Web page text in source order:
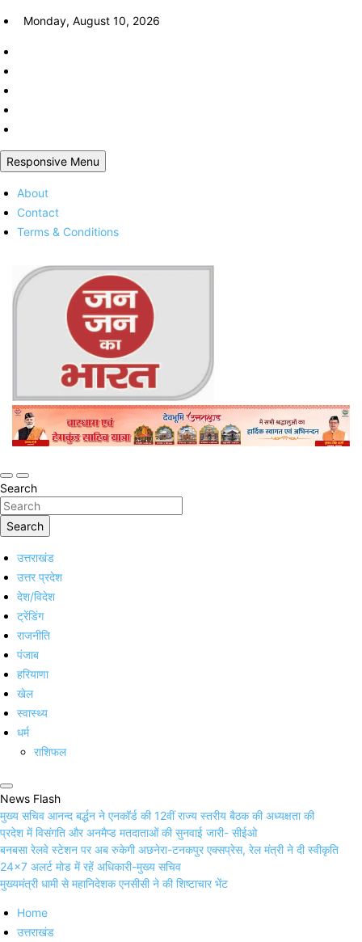
Skip
content
Monday, August 10, 2026
Responsive Menu
About
Contact
Terms & Conditions
Jan Jan Ka Bharat
Online Trending Hindi News Website
Search
Search
उत्तराखंड
उत्तर प्रदेश
देश/विदेश
ट्रेंडिंग
राजनीति
पंजाब
हरियाणा
खेल
स्वास्थ्य
धर्म
राशिफल
News Flash
मुख्य सचिव आनन्द बर्द्धन ने एनकॉर्ड की 12वीं राज्य स्तरीय बैठक की अध्यक्षता की
प्रदेश में विसंगति और अनमैप्ड मतदाताओं की सुनवाई जारी- सीईओ
बनबसा रेलवे स्टेशन पर अब रुकेगी अछनेरा-टनकपुर एक्सप्रेस, रेल मंत्री ने दी स्वीकृति
24×7 अलर्ट मोड में रहें अधिकारी-मुख्य सचिव
मुख्यमंत्री धामी से महानिदेशक एनसीसी ने की शिष्टाचार भेंट
Home
उत्तराखंड